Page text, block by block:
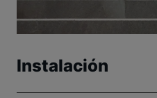
Instalación